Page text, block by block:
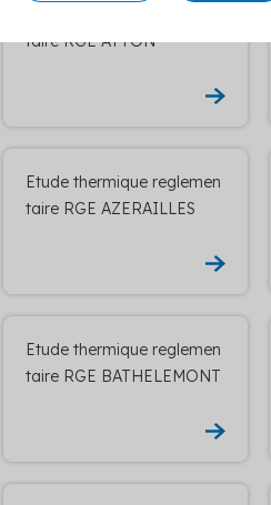
taire RGE ATTON
Etude thermique reglemen
taire RGE AZERAILLES
Etude thermique reglemen
taire RGE BATHELEMONT